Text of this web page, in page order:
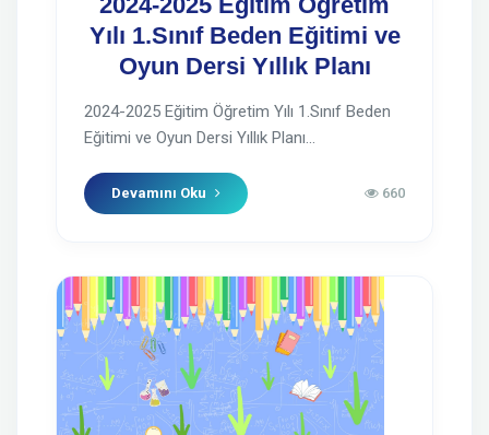
Yılı 1.Sınıf Beden Eğitimi ve
Oyun Dersi Yıllık Planı
2024-2025 Eğitim Öğretim Yılı 1.Sınıf Beden
Eğitimi ve Oyun Dersi Yıllık Planı...
Devamını Oku 660